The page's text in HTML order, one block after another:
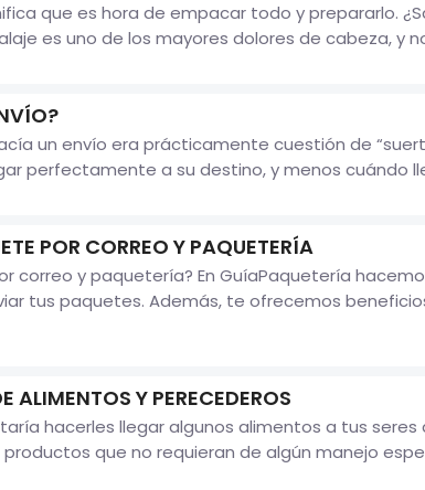
que es hora de empacar todo y prepararlo.
es uno de los mayores dolores de cabeza, y
un envío era prácticamente cuestión de
perfectamente a su destino, y menos cuándo
POR CORREO Y PAQUETERÍA
correo y paquetería? En GuíaPaquetería
tus paquetes. Además, te ofrecemos
ALIMENTOS Y PERECEDEROS
hacerles llegar algunos alimentos a tus
que no requieran de algún manejo